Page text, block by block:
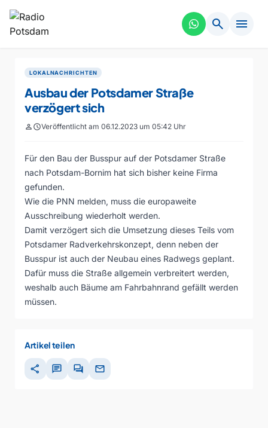
search menu
LOKALNACHRICHTEN
Ausbau der Potsdamer Straße
verzögert sich
personscheduleVeröffentlicht am 06.12.2023 um 05:42 Uhr
Für den Bau der Busspur auf der Potsdamer Straße
nach Potsdam-Bornim hat sich bisher keine Firma
gefunden.
Wie die PNN melden, muss die europaweite
Ausschreibung wiederholt werden.
Damit verzögert sich die Umsetzung dieses Teils vom
Potsdamer Radverkehrskonzept, denn neben der
Busspur ist auch der Neubau eines Radwegs geplant.
Dafür muss die Straße allgemein verbreitert werden,
weshalb auch Bäume am Fahrbahnrand gefällt werden
müssen.
Artikel teilen
share chat forum mail